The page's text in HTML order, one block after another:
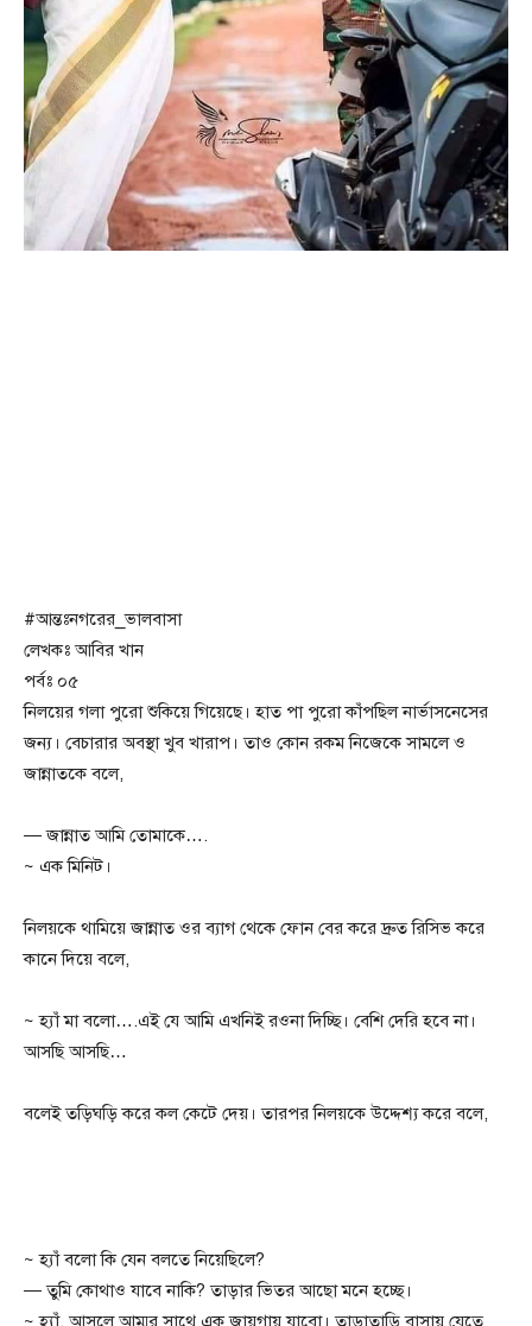
#আন্তঃনগরের_ভালবাসা
লেখকঃ আবির খান
পর্বঃ ০৫
নিলয়ের গলা পুরো শুকিয়ে গিয়েছে। হাত পা পুরো কাঁপছিল নার্ভাসনেসের
জন্য। বেচারার অবস্থা খুব খারাপ। তাও কোন রকম নিজেকে সামলে ও
জান্নাতকে বলে,
— জান্নাত আমি তোমাকে….
~ এক মিনিট।
নিলয়কে থামিয়ে জান্নাত ওর ব্যাগ থেকে ফোন বের করে দ্রুত রিসিভ করে
কানে দিয়ে বলে,
~ হ্যাঁ মা বলো….এই যে আমি এখনিই রওনা দিচ্ছি। বেশি দেরি হবে না।
আসছি আসছি…
বলেই তড়িঘড়ি করে কল কেটে দেয়। তারপর নিলয়কে উদ্দেশ্য করে বলে,
~ হ্যাঁ বলো কি যেন বলতে নিয়েছিলে?
— তুমি কোথাও যাবে নাকি? তাড়ার ভিতর আছো মনে হচ্ছে।
~ হ্যাঁ, আসলে আম্মুর সাথে এক জায়গায় যাবো। তাড়াতাড়ি বাসায় যেতে